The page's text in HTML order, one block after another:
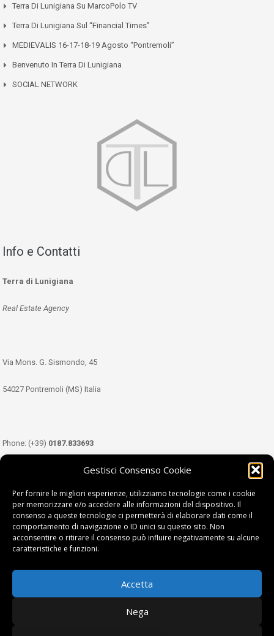
Gestisci Consenso Cookie
Per fornire le migliori esperienze, utilizziamo tecnologie come i cookie
per memorizzare e/o accedere alle informazioni del dispositivo. Il
consenso a queste tecnologie ci permetterà di elaborare dati come il
comportamento di navigazione o ID unici su questo sito. Non
acconsentire o ritirare il consenso può influire negativamente su alcune
caratteristiche e funzioni.
Accetta
Nega
Terra Di Lunigiana Su MarcoPolo TV
Terra Di Lunigiana Sul “Financial Times”
MEDIEVALIS 16-17-18-19 Agosto “Pontremoli”
Benvenuto In Terra Di Lunigiana
SOCIAL NETWORK
Info e Contatti
Terra di Lunigiana
Real Estate Agency
Via Mons. G. Sismondo, 45
54027 Pontremoli (MS) Italia
Phone: (+39) 0187.833693
349.3489333
Email:info@tdl.it
Terra di Lunigiana © di Filippi William - P.Iva 01374450458